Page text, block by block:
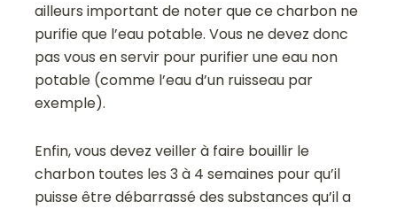
ailleurs important de noter que ce charbon ne
purifie que l’eau potable. Vous ne devez donc
pas vous en servir pour purifier une eau non
potable (comme l’eau d’un ruisseau par
exemple).
Enfin, vous devez veiller à faire bouillir le
charbon toutes les 3 à 4 semaines pour qu’il
puisse être débarrassé des substances qu’il a